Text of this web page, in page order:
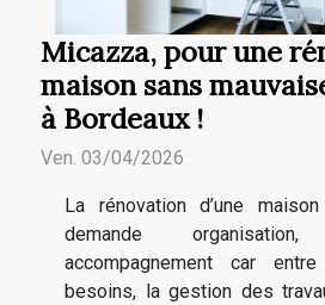
Micazza, pour une
maison sans
à Bordeaux !
Ven. 03/04/2026
La rénovation d’une
demande
accompagnement car
besoins, la gestion des